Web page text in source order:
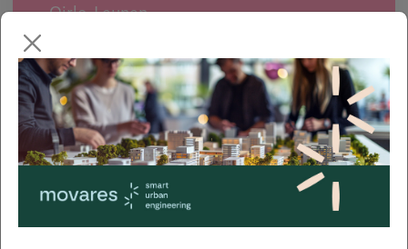
Oirlo-Leunen
Afronding
2023